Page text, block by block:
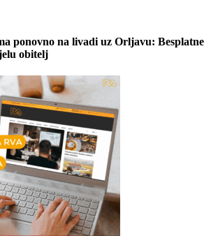
ponovno na livadi uz Orljavu: Besplatne
obitelj